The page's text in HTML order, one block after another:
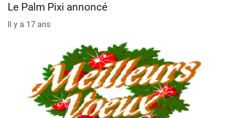
Le Palm Pixi annoncé
Il y a 17 ans